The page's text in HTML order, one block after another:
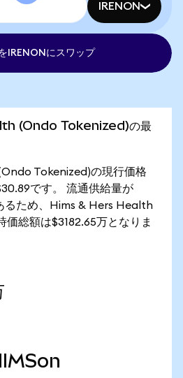
IRENON
IRENONにスワップ
(Ondo Tokenized)の最
Tokenized)の現行価格
です。 流通供給量が
るため、Hims & Hers Health
総額は$3182.65万となりま